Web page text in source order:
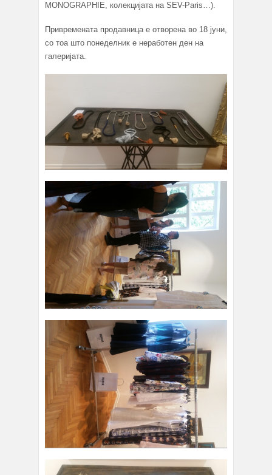
MONOGRAPHIE, колекцијата на SEV-Paris…).
Привремената продавница е отворена во 18 јуни,
со тоа што понеделник е неработен ден на
галеријата.